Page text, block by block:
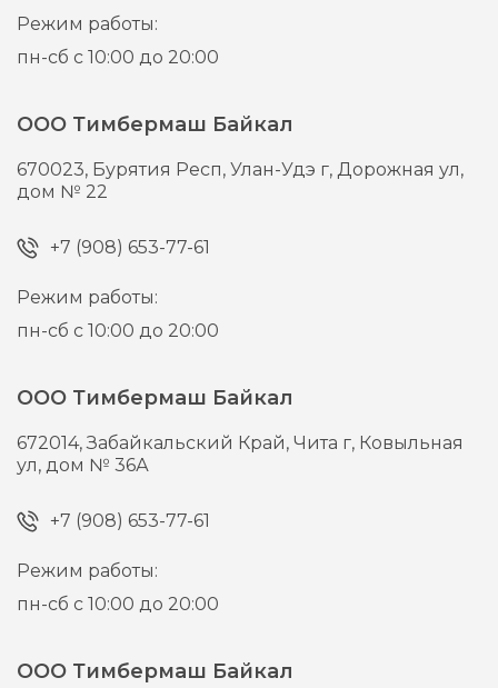
Режим работы:
пн-сб с 10:00 до 20:00
ООО Тимбермаш Байкал
670023, Бурятия Респ, Улан-Удэ г,Дорожная ул,
дом № 22
+7 (908) 653-77-61
Режим работы:
пн-сб с 10:00 до 20:00
ООО Тимбермаш Байкал
672014,Забайкальский Край, Чита г, Ковыльная
ул, дом № 36А
+7 (908) 653-77-61
Режим работы:
пн-сб с 10:00 до 20:00
ООО Тимбермаш Байкал